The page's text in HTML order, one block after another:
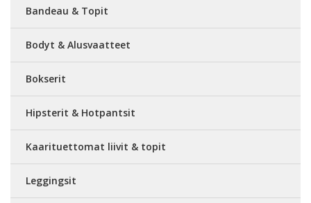
Bandeau & Topit
Bodyt & Alusvaatteet
Bokserit
Hipsterit & Hotpantsit
Kaarituettomat liivit & topit
Leggingsit